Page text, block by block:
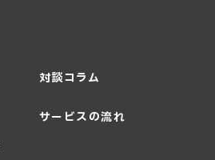
対談コラム
サービスの流れ